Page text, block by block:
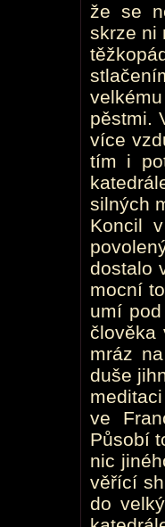
že se
skrze ni
pěstmi.
více
tím i
silných
Koncil
dostalo
mocní
umí
člověka
mráz
duše
ve
Působí
nic
věřící
do